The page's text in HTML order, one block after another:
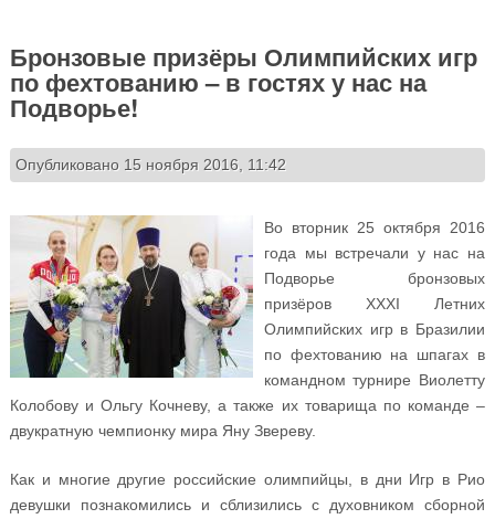
Бронзовые призёры Олимпийских игр
по фехтованию – в гостях у нас на
Подворье!
Опубликовано 15 ноября 2016, 11:42
Во вторник 25 октября 2016
года мы встречали у нас на
Подворье бронзовых
призёров XXXI Летних
Олимпийских игр в Бразилии
по фехтованию на шпагах в
командном турнире Виолетту
Колобову и Ольгу Кочневу, а также их товарища по команде –
двукратную чемпионку мира Яну Звереву.
Как и многие другие российские олимпийцы, в дни Игр в Рио
девушки познакомились и сблизились с духовником сборной